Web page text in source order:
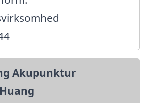
Akupunktur